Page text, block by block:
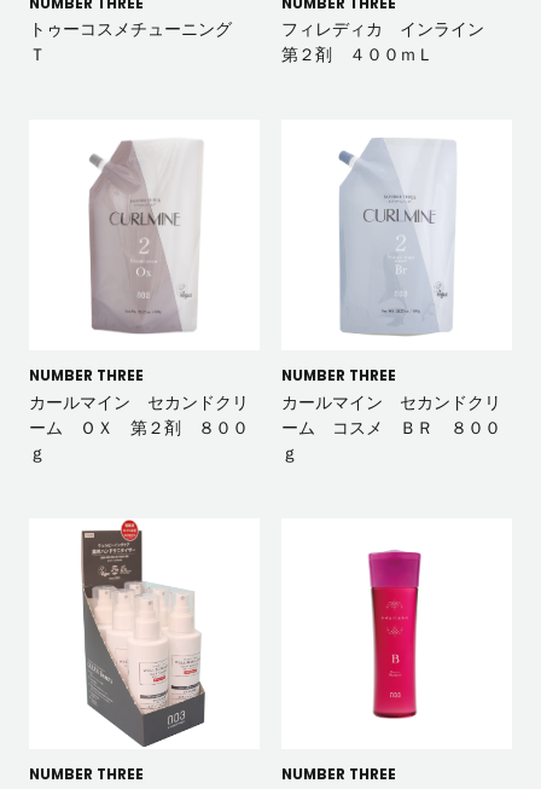
トゥーコスメチューニング
Ｔ
フィレディカ インライン
第２剤 ４００ｍＬ
NUMBER THREE
カールマイン セカンドクリ
ーム ＯＸ 第２剤 ８００
ｇ
NUMBER THREE
カールマイン セカンドクリ
ーム コスメ ＢＲ ８００
ｇ
NUMBER THREE NUMBER THREE